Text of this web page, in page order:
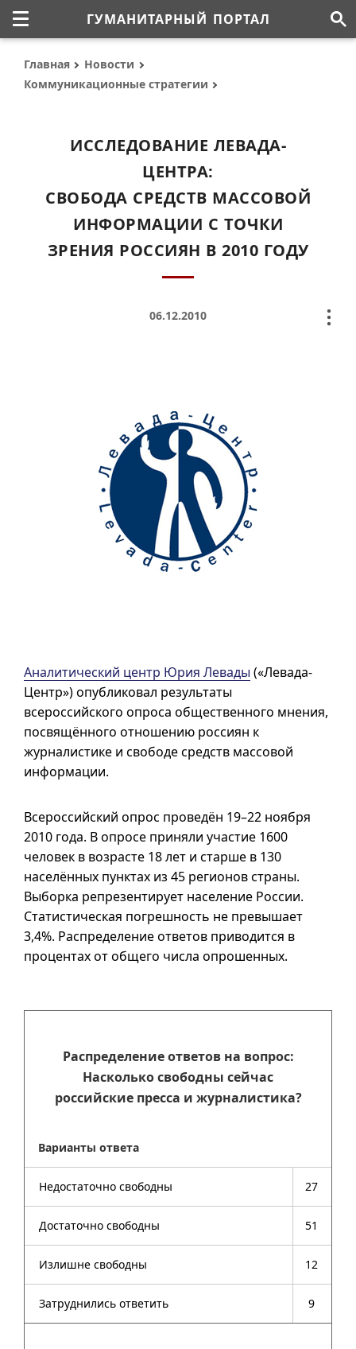
ГУМАНИТАРНЫЙ ПОРТАЛ
Главная
Новости
Коммуникационные стратегии
ИССЛЕДОВАНИЕ ЛЕВАДА-
ЦЕНТРА:
СВОБОДА СРЕДСТВ МАССОВОЙ
ИНФОРМАЦИИ С ТОЧКИ
ЗРЕНИЯ РОССИЯН В 2010 ГОДУ
06.12.2010
Аналитический центр Юрия Левады («Левада-
Центр») опубликовал результаты
всероссийского опроса общественного мнения,
посвящённого отношению россиян к
журналистике и свободе средств массовой
информации.
Всероссийский опрос проведён 19–22 ноября
2010 года. В опросе приняли участие 1600
человек в возрасте 18 лет и старше в 130
населённых пунктах из 45 регионов страны.
Выборка репрезентирует население России.
Статистическая погрешность не превышает
3,4%. Распределение ответов приводится в
процентах от общего числа опрошенных.
Распределение ответов на вопрос:
Насколько свободны сейчас
российские пресса и журналистика?
Варианты ответа
Недостаточно свободны 27
Достаточно свободны 51
Излишне свободны 12
Затруднились ответить 9